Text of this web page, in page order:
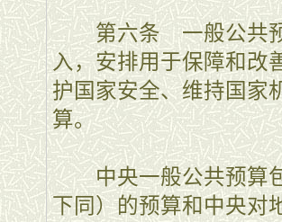
第六条 一般公共预
入，安排用于保障和改
护国家安全、维持国家
算。
中央一般公共预算包
下同）的预算和中央对